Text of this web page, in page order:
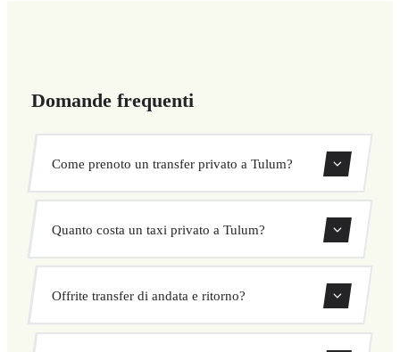
Domande frequenti
Come prenoto un transfer privato a Tulum?
confermare subito il tuo transfer. Scegli ritiro e
Quanto costa un taxi privato a Tulum?
concordato prima della partenza. Nessun costo nascosto né
Offrite transfer di andata e ritorno?